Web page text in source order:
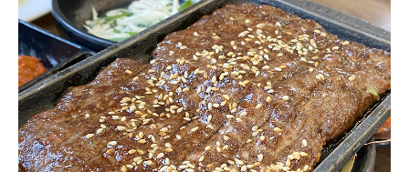
데 4월 9일 마침 벚꽃이 아주 이쁘게 피웠던날이기도 했었어요. 주차하기
가 빡세다고 해서 4시정도에 도착한다음 대양홀 뒷쪽에 주차했습..